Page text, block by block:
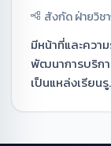
สังกัด ฝ่ายวิช
มีหน้าที่และควา
พัฒนาการบริกา
เป็นแหล่งเรียนรู